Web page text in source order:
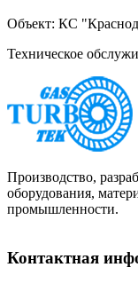
Объект: КС
Техническое
Производство,
оборудования,
промышленности.
Контактная